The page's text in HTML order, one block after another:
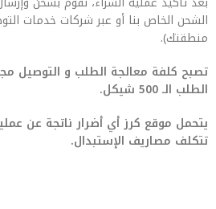
الشحن الخاص بنا أو عبر شركات خدمات
منطقتك).
تصبح كلفة معالجة الطلب و التوصيل
الطلب الـ 500 شيكل.
يتحمل موقع كرز أي أضرار ناتجة عن
تتكلف مصاريف الإستبدال.